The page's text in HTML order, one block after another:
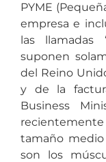
PYME
empresa e
las llamadas
suponen
del Reino
y de la
Business
tamaño
son los